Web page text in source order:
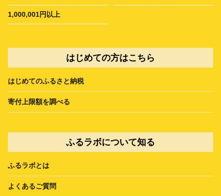
1,000,001円以上
はじめての方はこちら
はじめてのふるさと納税
寄付上限額を調べる
ふるラボについて知る
ふるラボとは
よくあるご質問